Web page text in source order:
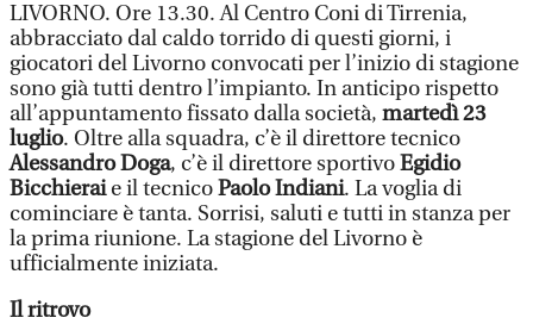
LIVORNO. Ore 13.30. Al Centro Coni di Tirrenia,
abbracciato dal caldo torrido di questi giorni, i
giocatori del Livorno convocati per l’inizio di stagione
sono già tutti dentro l’impianto. In anticipo rispetto
all’appuntamento fissato dalla società, martedì 23
luglio. Oltre alla squadra, c’è il direttore tecnico
Alessandro Doga, c’è il direttore sportivoEgidio
Bicchieraie il tecnicoPaolo Indiani. La voglia di
cominciare è tanta. Sorrisi, saluti e tutti in stanza per
la prima riunione. La stagione del Livorno è
ufficialmente iniziata.
Il ritrovo